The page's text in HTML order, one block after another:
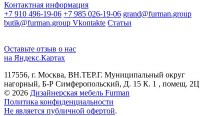
Контактная информация
+7 910 496-19-06 +7 985 026-19-06 grand@furman.group
butik@furman.group Vkontakte Статьи
Оставьте отзыв о нас
на Яндекс.Картах
117556, г. Москва, ВН.ТЕР.Г. Муниципальный округ
нагорный, Б-Р Симферопольский, Д. 15 К. 1 , помещ. 2Ц
© 2026 Дизайнерская мебель Furman
Политика конфиденциальности
Не является публичной офертой.